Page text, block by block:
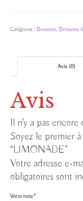
Catégories : Boissons, Boissons
Avis (0)
Avis
Il n’y a pas encore
Soyez le premier
“LIMONADE”
Votre adresse e-
obligatoires sont
Votre note*